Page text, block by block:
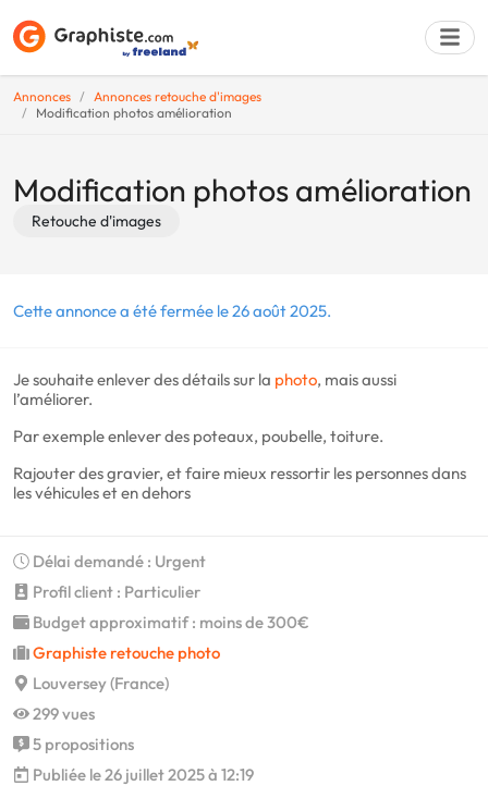
Annonces
Annonces retouche d'images
Modification photos amélioration
Modification photos amélioration
Retouche d'images
Cette annonce a été fermée le 26 août 2025.
Je souhaite enlever des détails sur la photo, mais aussi
l’améliorer.
Par exemple enlever des poteaux, poubelle, toiture.
Rajouter des gravier, et faire mieux ressortir les personnes dans
les véhicules et en dehors
Délai demandé : Urgent
Profil client : Particulier
Budget approximatif : moins de 300€
Graphiste retouche photo
Louversey (France)
299 vues
5 propositions
Publiée le 26 juillet 2025 à 12:19